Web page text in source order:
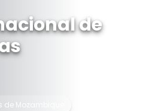
de
Mozambique